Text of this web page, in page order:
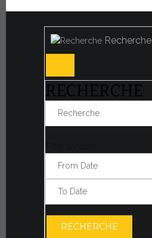
Recherche
RECHERCHE
RECHERCHE